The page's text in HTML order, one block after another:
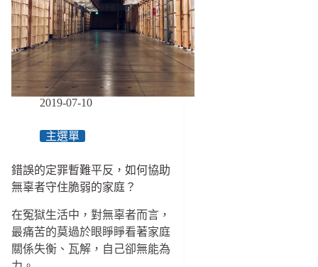
2019-07-10
主選單
錯誤的定罪暫難平反，如何協助
無辜者守住脆弱的家庭？
在冤獄生活中，對無辜者而言，
最痛苦的莫過於眼睜睜看著家庭
關係失衡、瓦解，自己卻無能為